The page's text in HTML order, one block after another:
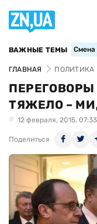
ВАЖНЫЕ ТЕМЫ Смена
ГЛАВНАЯ ПОЛИТИКА
ТЯЖЕЛО –
12 февраля, 2015, 07:33
Поделиться